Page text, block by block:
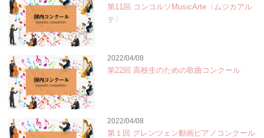
第11回 コンコルソMusicArte〈ムジカアル
テ〉
2022/04/08
第22回 高校生のための歌曲コンクール
2022/04/08
第１回 グレンツェン動画ピアノコンクール